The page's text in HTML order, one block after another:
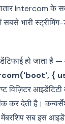
Intercom के
भारी
हो जाता है —
{
विज़िटर आइडेंटिटी
देती है।
सब इस